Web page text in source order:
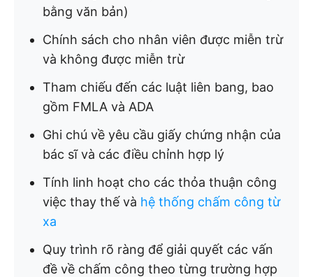
bằng văn bản)
Chính sách cho nhân viên được miễn trừ
và không được miễn trừ
Tham chiếu đến các luật liên bang, bao
gồm FMLA và ADA
Ghi chú về yêu cầu giấy chứng nhận của
bác sĩ và các điều chỉnh hợp lý
Tính linh hoạt cho các thỏa thuận công
việc thay thế và hệ thống chấm công từ
xa
Quy trình rõ ràng để giải quyết các vấn
đề về chấm công theo từng trường hợp